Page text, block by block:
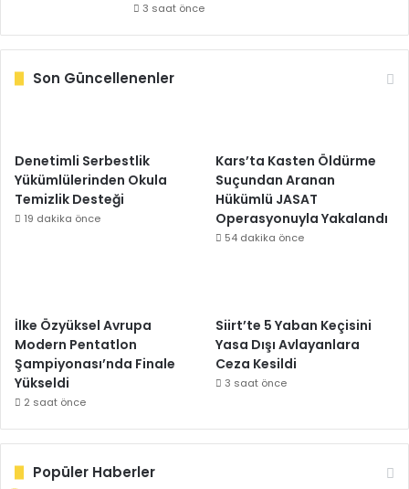
3 saat önce
Son Güncellenenler
Denetimli Serbestlik
Yükümlülerinden Okula
Temizlik Desteği
19 dakika önce
Kars’ta Kasten Öldürme
Suçundan Aranan
Hükümlü JASAT
Operasyonuyla Yakalandı
54 dakika önce
İlke Özyüksel Avrupa
Modern Pentatlon
Şampiyonası’nda Finale
Yükseldi
2 saat önce
Siirt’te 5 Yaban Keçisini
Yasa Dışı Avlayanlara
Ceza Kesildi
3 saat önce
Popüler Haberler